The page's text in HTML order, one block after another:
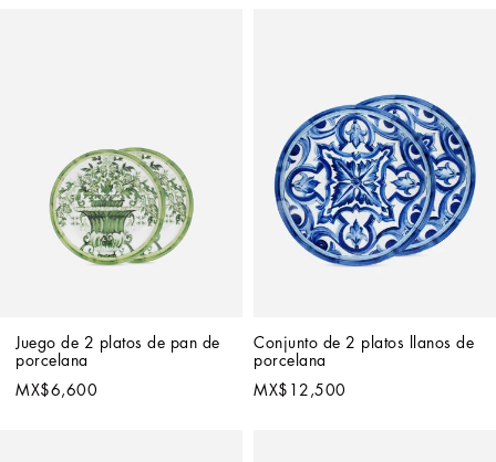
Juego de 2 platos de pan de
porcelana
MX$6,600
Conjunto de 2 platos llanos de
porcelana
MX$12,500